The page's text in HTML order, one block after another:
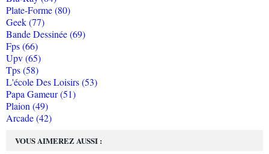
VOUS AIMEREZ AUSSI :
Plate-Forme (80)
Geek (77)
Bande Dessinée (69)
Fps (66)
Upv (65)
Tps (58)
L'école Des Loisirs (53)
Papa Gameur (51)
Plaion (49)
Arcade (42)